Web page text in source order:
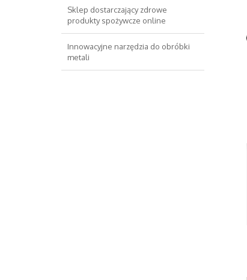
Sklep dostarczający zdrowe
produkty spożywcze online
Innowacyjne narzędzia do obróbki
metali